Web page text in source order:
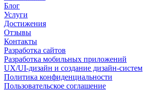
Блог
Услуги
Достижения
Отзывы
Контакты
Разработка сайтов
Разработка мобильных приложений
UX/UI-дизайн и создание дизайн-систем
Политика конфиденциальности
Пользовательское соглашение